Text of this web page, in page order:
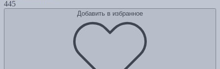
445
Добавить в избранное